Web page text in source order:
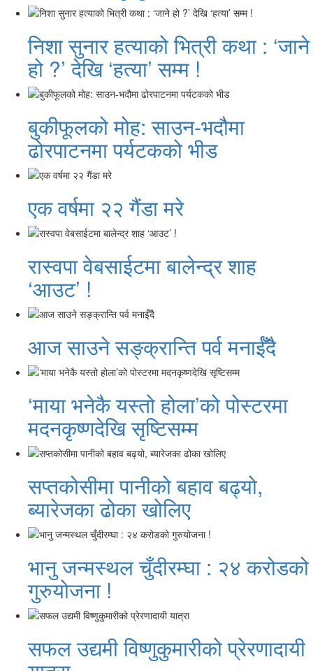
निशा सुनार हत्याको भित्री कथा : ‘जाने
हो ?’ देखि ‘हत्या’ सम्म !
बुकीफूलको मोह: साउन-भदौमा
ढोरपाटनमा पर्यटकको भीड
एक वर्षमा २२ गैंडा मरे
रास्वपा वेबसाईटमा बालेन्द्र शाह
‘आउट’ !
आज साउने सङ्क्रान्ति पर्व मनाईँदै
‘माया भनेकै यस्तो होला’को पोस्टरमा
मदनकृष्णदेखि सृष्टिसम्म
सप्तकोसीमा पानीको बहाव बढ्यो,
ब्यारेजका ढोका खोलिए
भानु जन्मस्थल चुँदीरम्घा : २४ करोडको
गुरुयोजना !
सफल उद्यमी विष्णुकुमारीको प्रेरणादायी